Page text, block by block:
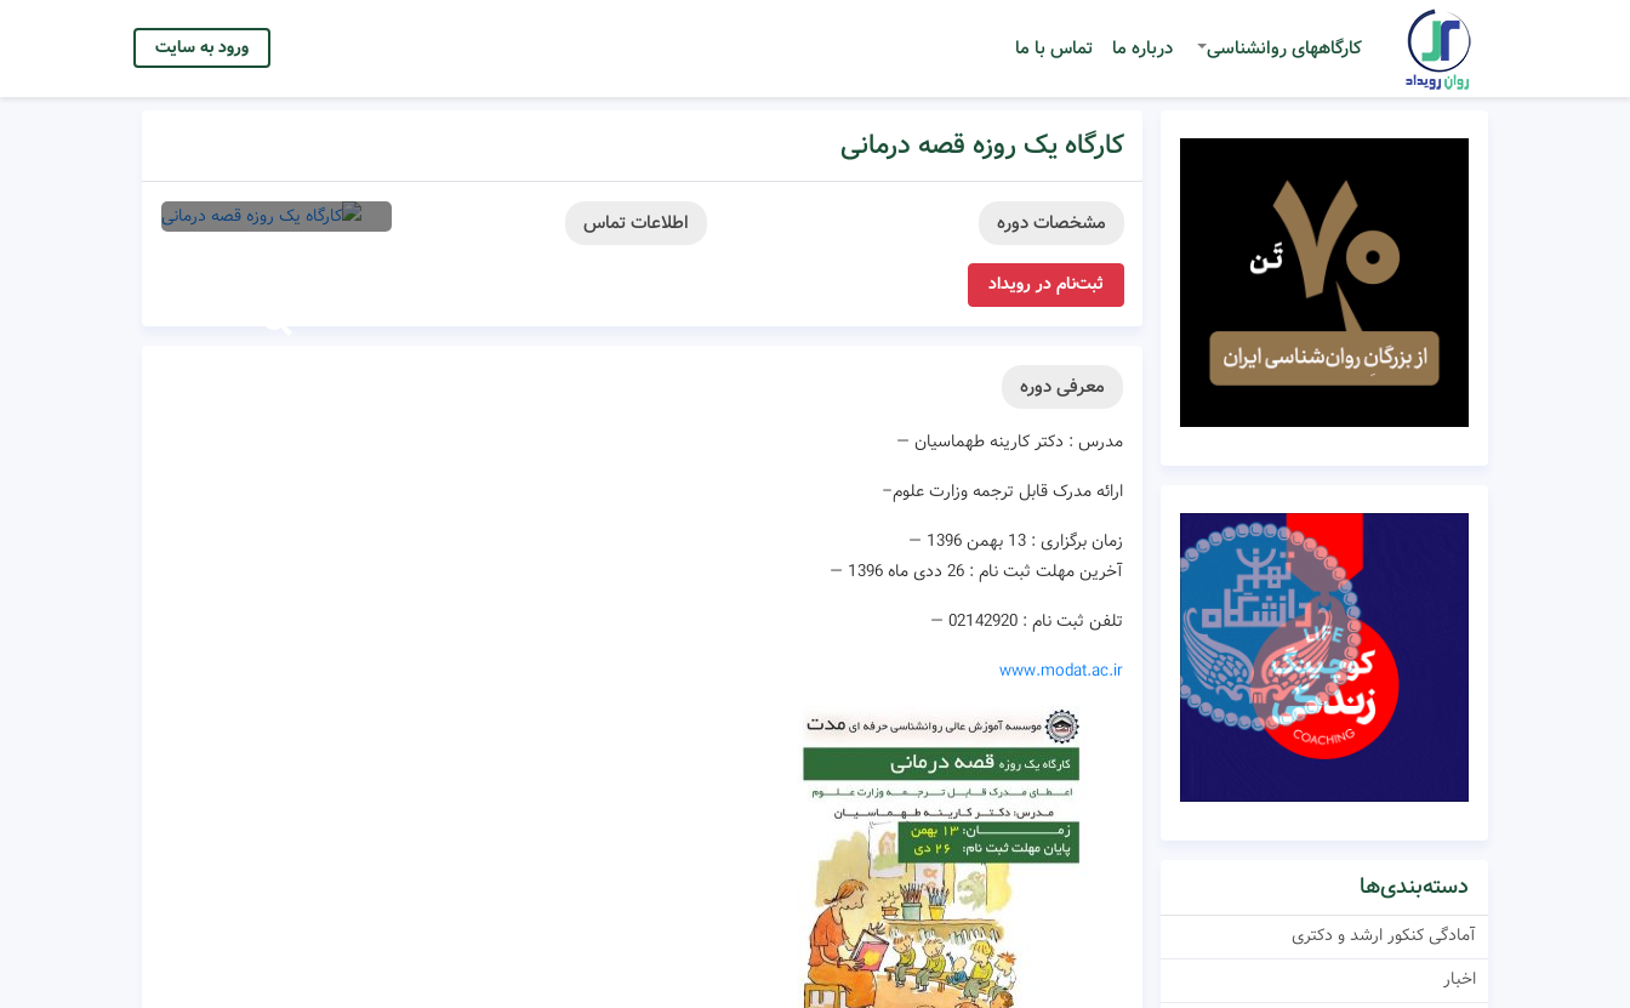
کارگاههای روانشناسی درباره ما تماس با ما ورود به سایت
کارگاه یک روزه قصه درمانی
اطلاعات تماس مشخصات دوره
ثبت‌نام در رویداد
معرفی دوره
مدرس : دکتر کارینه طهماسیان —
ارائه مدرک قابل ترجمه وزارت علوم–
زمان برگزاری : 13 بهمن 1396 —
آخرین مهلت ثبت نام : 26 ددی ماه 1396 —
تلفن ثبت نام : 02142920 —
www.modat.ac.ir
دسته‌بندی‌ها
آمادگی کنکور ارشد و دکتری
اخبار